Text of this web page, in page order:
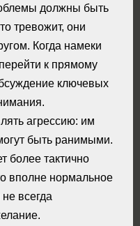
должны быть
тревожит, они
Когда намеки
к прямому
ключевых
агрессию: им
быть ранимыми.
более тактично
вполне нормальное
всегда